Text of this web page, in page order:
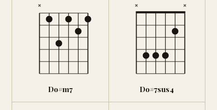
×
Do#m7
× ×
Do#7sus4